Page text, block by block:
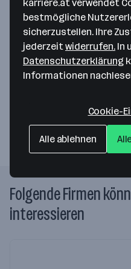
ICP Infracom
Gewerbestrasse 5
9112 Griffen— Route
Folgende Firmen
interessieren
karriere.at verwendet
bestmögliche
sicherzustellen. Ihre
jederzeitwiderrufen. In
Datenschutzerklärung
Informationen
Cookie-
Alle ablehnen